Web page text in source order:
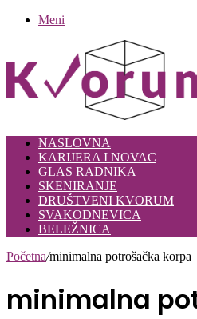
Meni
NASLOVNA
KARIJERA I NOVAC
GLAS RADNIKA
SKENIRANJE
DRUŠTVENI KVORUM
SVAKODNEVICA
BELEŽNICA
Početna/minimalna potrošačka korpa
minimalna